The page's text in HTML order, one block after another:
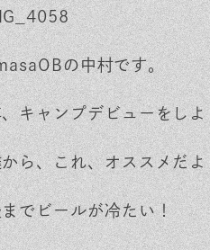
の中村です。
キャンプデビューをし
ら、これ、オススメだ
でビールが冷たい！